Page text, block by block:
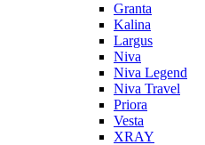
Granta
Kalina
Largus
Niva
Niva Legend
Niva Travel
Priora
Vesta
XRAY